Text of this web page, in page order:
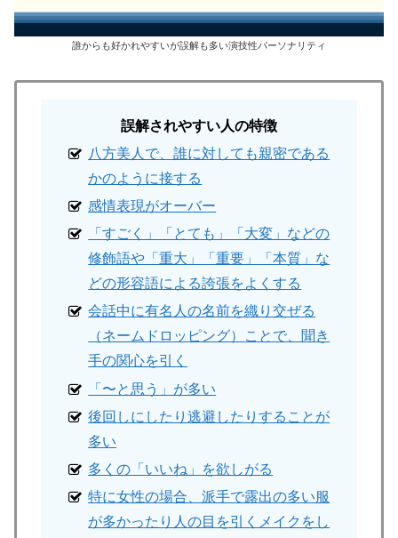
誰からも好かれやすいが誤解も多い演技性パーソナリティ
誤解されやすい人の特徴
八方美人で、誰に対しても親密である
かのように接する
感情表現がオーバー
「すごく」「とても」「大変」などの
修飾語や「重大」「重要」「本質」な
どの形容語による誇張をよくする
会話中に有名人の名前を織り交ぜる
（ネームドロッピング）
ことで、聞き
手の関心を引く
「〜と思う」が多い
後回しにしたり逃避したりすることが
多い
多くの「いいね」を欲しがる
特に女性の場合、派手で露出の多い服
が多かったり人の目を引くメイクをし